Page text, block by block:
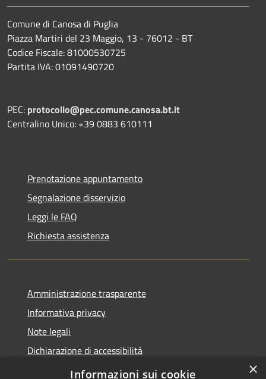
Comune di Canosa di Puglia
Piazza Martiri del 23 Maggio, 13 - 76012 - BT
Codice Fiscale: 81000530725
Partita IVA: 01091490720
PEC: protocollo@pec.comune.canosa.bt.it
Centralino Unico: +39 0883 610111
Prenotazione appuntamento
Segnalazione disservizio
Leggi le FAQ
Richiesta assistenza
Amministrazione trasparente
Informativa privacy
Note legali
Dichiarazione di accessibilità
WhistleblowingPA
×
Informazioni sui cookie